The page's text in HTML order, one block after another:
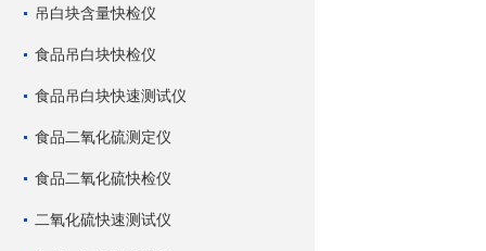
吊白块含量快检仪
食品吊白块快检仪
食品吊白块快速测试仪
食品二氧化硫测定仪
食品二氧化硫快检仪
二氧化硫快速测试仪